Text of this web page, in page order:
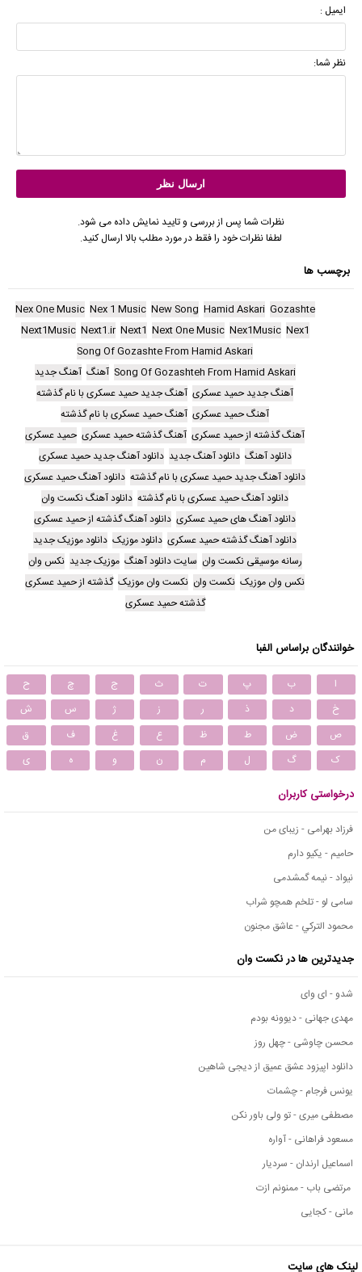
ایمیل :
نظر شما:
نظرات شما پس از بررسی و تایید نمایش داده می شود.
لطفا نظرات خود را فقط در مورد مطلب بالا ارسال کنید.
برچسب ها
Gozashte
Hamid Askari
New Song
Nex 1 Music
Nex One Music
Nex1
Nex1Music
Next One Music
Next1
Next1.ir
Next1Music
Song Of Gozashte From Hamid Askari
Song Of Gozashteh From Hamid Askari آهنگ آهنگ جدید
آهنگ جدید حمید عسکری آهنگ جدید حمید عسکری با نام گذشته
آهنگ حمید عسکری آهنگ حمید عسکری با نام گذشته
آهنگ گذشته از حمید عسکری آهنگ گذشته حمید عسکری حمید عسکری
دانلود آهنگ دانلود آهنگ جدید دانلود آهنگ جدید حمید عسکری
دانلود آهنگ جدید حمید عسکری با نام گذشته دانلود آهنگ حمید عسکری
دانلود آهنگ حمید عسکری با نام گذشته دانلود آهنگ نکست وان
دانلود آهنگ های حمید عسکری دانلود آهنگ گذشته از حمید عسکری
دانلود آهنگ گذشته حمید عسکری دانلود موزیک دانلود موزیک جدید
رسانه موسیقی نکست وان سایت دانلود آهنگ موزیک جدید نکس وان
نکس وان موزیک نکست وان نکست وان موزیک گذشته از حمید عسکری
گذشته حمید عسکری
خوانندگان براساس الفبا
ا ب پ ت ث ج چ
ح
خ
د ذ ر ز ژ س
ش
ص
ض ط ظ ع غ ف
ق
ک
گ ل م ن و ه ی
درخواستی کاربران
فرزاد بهرامی - زیبای من
حامیم - یکیو دارم
نیواد - نیمه گمشدمی
سامی لو - تلخم همچو شراب
محمود التركي - عاشق مجنون
جدیدترین ها در نکست وان
شدو - ای وای
مهدی جهانی - دیوونه بودم
محسن چاوشی - چهل روز
دانلود اپیزود عشق عمیق از دیجی شاهین
یونس فرجام - چشمات
مصطفی میری - تو ولی باور نکن
مسعود فراهانی - آواره
اسماعیل ارندان - سردیار
مرتضی باب - ممنونم ازت
مانی - کجایی
لینک های سایت